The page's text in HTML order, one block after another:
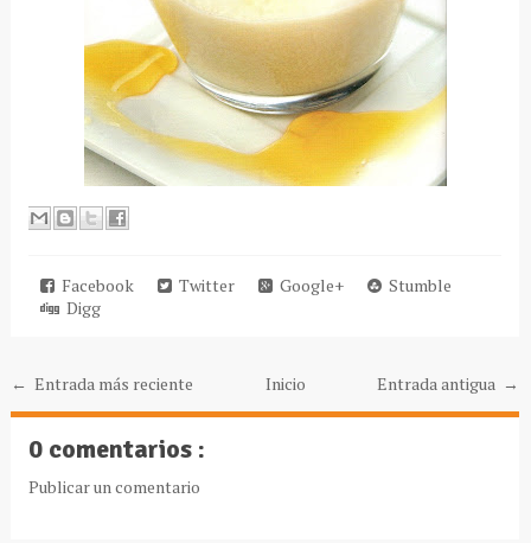
Facebook Twitter Google+
Stumble
Digg
← Entrada más reciente Entrada antigua →
Inicio
0 comentarios :
Publicar un comentario